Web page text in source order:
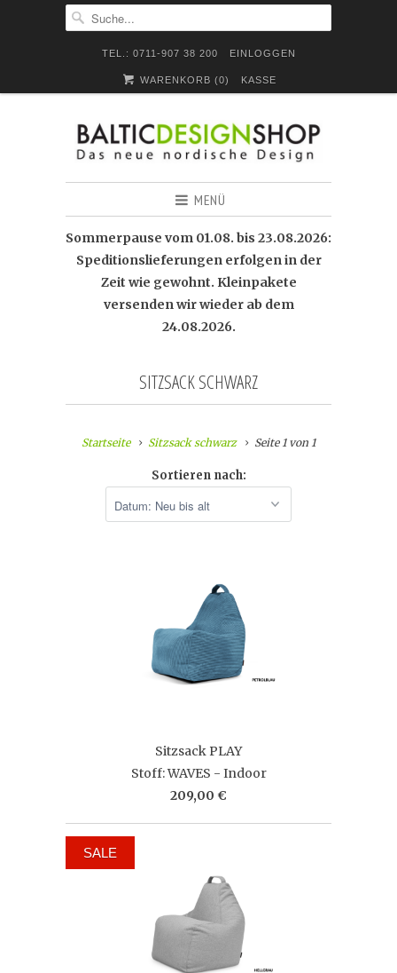
TEL.: 0711-907 38 200 EINLOGGEN
WARENKORB (0) KASSE
MENÜ
Sommerpause vom 01.08. bis 23.08.2026:
Speditionslieferungen erfolgen in der
Zeit wie gewohnt. Kleinpakete
versenden wir wieder ab dem
24.08.2026.
SITZSACK SCHWARZ
Startseite Sitzsack schwarz Seite 1 von 1
Sortieren nach:
Sitzsack PLAY
Stoff: WAVES - Indoor
209,00 €
SALE